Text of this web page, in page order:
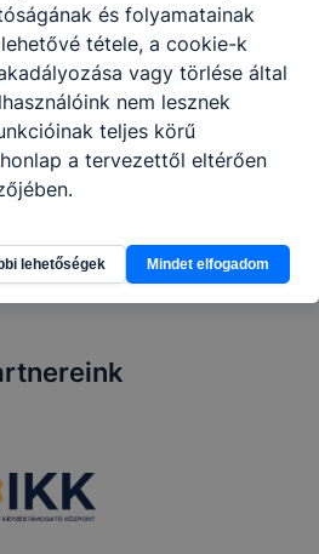
Dóra
ügyintéző
és folyamatainak
tétele, a cookie-k
vagy törlése által
nem lesznek
teljes körű
a tervezettől eltérően
lehetőségek Mindet elfogadom